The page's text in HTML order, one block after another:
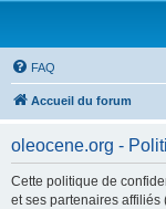
FAQ
Accueil du forum
oleocene.org -
Cette politique de
et ses partenaires affiliés